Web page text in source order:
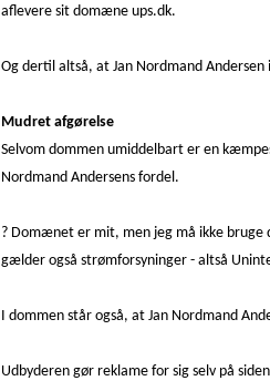
aflevere sit domæne ups.dk.
Og dertil altså, at Jan Nordmand
Mudret afgørelse
Selvom dommen umiddelbart er en
Nordmand Andersens fordel.
? Domænet er mit, men jeg må ikke
gælder også strømforsyninger - altså
I dommen står også, at Jan Nordmand
Udbyderen gør reklame for sig selv på